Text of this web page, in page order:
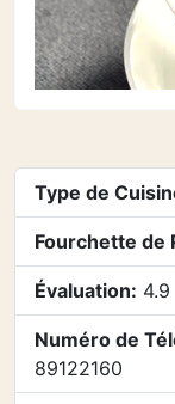
Type de
Fourchette de
Évaluation: 4.9
Numéro de
89122160